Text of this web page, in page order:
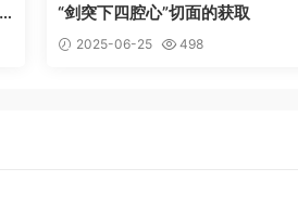
“剑突下四腔心”切面的获取
2025-06-25 498